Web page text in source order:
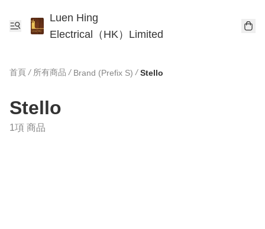
Luen Hing
Electrical（HK）Limited
首頁 / 所有商品 / Brand (Prefix S) / Stello
Stello
1項 商品